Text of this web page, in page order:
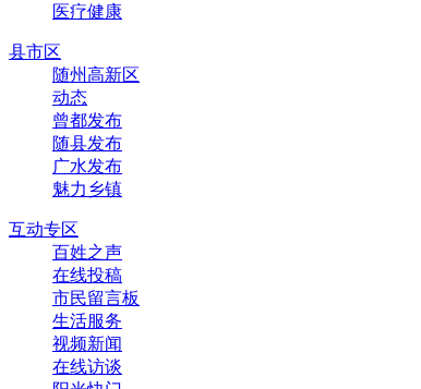
医疗健康
县市区
随州高新区
动态
曾都发布
随县发布
广水发布
魅力乡镇
互动专区
百姓之声
在线投稿
市民留言板
生活服务
视频新闻
在线访谈